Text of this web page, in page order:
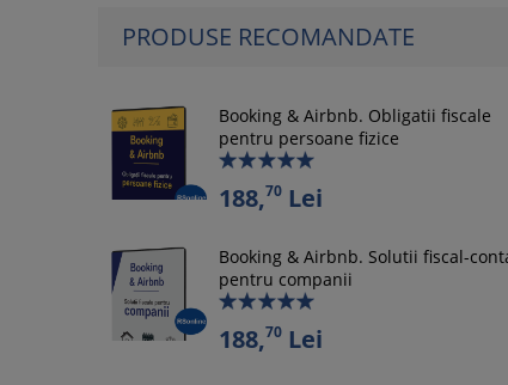
PRODUSE RECOMANDATE
Booking & Airbnb. Obligatii fiscale
pentru persoane fizice
188,70 Lei
Booking & Airbnb. Solutii fiscal-
pentru companii
188,70 Lei